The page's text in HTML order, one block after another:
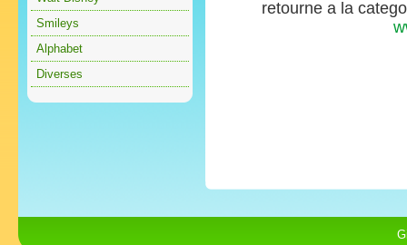
Smileys
Alphabet
Diverses
retourne a la